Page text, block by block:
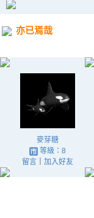
亦已焉哉
麥芽糖
等級：8
留言｜ 加入好友